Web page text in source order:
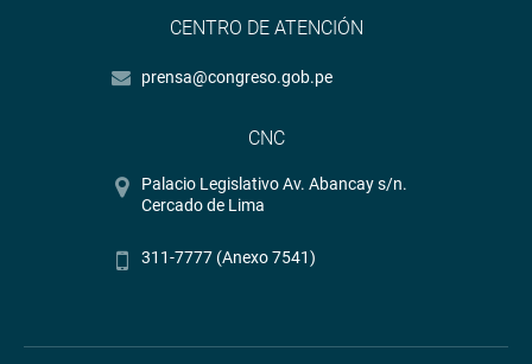
CENTRO DE ATENCIÓN
prensa@congreso.gob.pe
CNC
Palacio Legislativo Av. Abancay s/n.
Cercado de Lima
311-7777 (Anexo 7541)